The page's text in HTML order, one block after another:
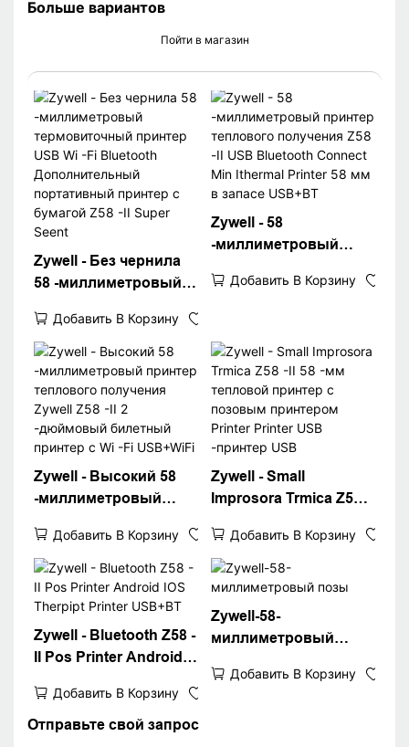
Больше вариантов
Пойти в магазин
Zywell - Без чернила
58 -миллиметровый
принтер USB Wi -Fi
Bluetooth
Дополнительный
портативный принтер
с бумагой Z58 -II Super
Seent
Добавить В Корзину
Zywell - 58
-миллиметровый
получения Z58 -II USB
запасе USB+BT
Добавить В Корзину
Zywell - Высокий 58
-миллиметровый
получения Zywell Z58 -
II 2 -дюймовый
билетный принтер с
Wi -Fi USB+WiFi
Добавить В Корзину
Zywell - Small
Improsora Trmica Z58 -
принтер с позовым
принтером Printer
Printer USB -принтер
USB
Добавить В Корзину
Zywell - Bluetooth Z58 -
II Pos Printer Android
USB+BT
Добавить В Корзину
Zywell-58-
миллиметровый
Добавить В Корзину
Отправьте свой запрос